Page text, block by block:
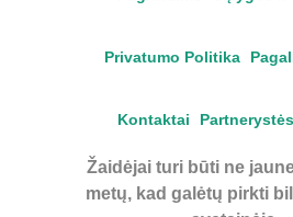
Privatumo Politika
Kontaktai
Žaidėjai turi būti ne
metų, kad galėtų pirkti